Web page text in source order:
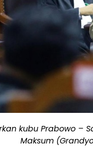
kubu Prabowo –
Maksum